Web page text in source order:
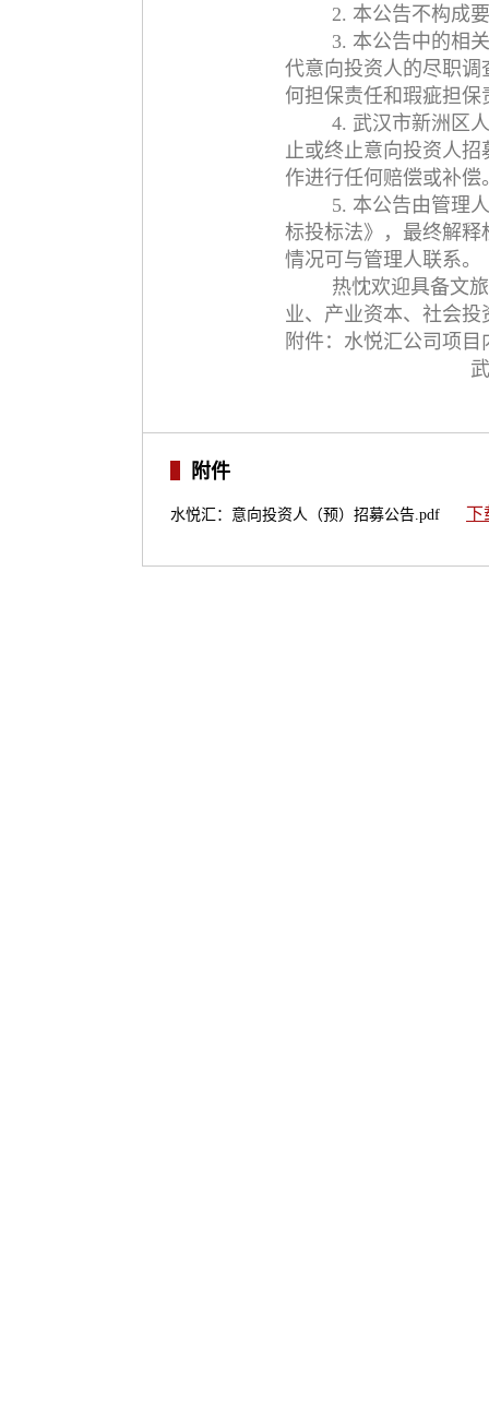
2. 本公告不构成
3. 本公告中的相
代意向投资人的尽职
何担保责任和瑕疵担保
4. 武汉市新洲区
止或终止意向投资人
作进行任何赔偿或补偿
5. 本公告由管理
标投标法》，最终解
情况可与管理人联系。
热忱欢迎具备文
业、产业资本、社会
附件：水悦汇公司项
附件
水悦汇：意向投资人（预）招募公告.pdf 下